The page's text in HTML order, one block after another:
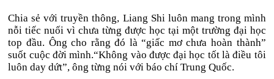
Chia sẻ với truyền thông, Liang Shi luôn mang trong mình
nỗi tiếc nuối vì chưa từng được học tại một trường đại học
top đầu. Ông cho rằng đó là “giấc mơ chưa hoàn thành”
suốt cuộc đời mình.“Không vào được đại học tốt là điều tôi
luôn day dứt”, ông từng nói với báo chí Trung Quốc.